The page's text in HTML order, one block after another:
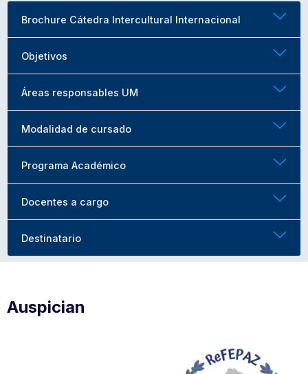
Brochure Cátedra Intercultural Internacional
Objetivos
Áreas responsables UM
Modalidad de cursado
Programa Académico
Docentes a cargo
Destinatario
Auspician